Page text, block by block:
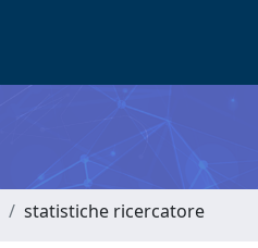
statistiche ricercatore